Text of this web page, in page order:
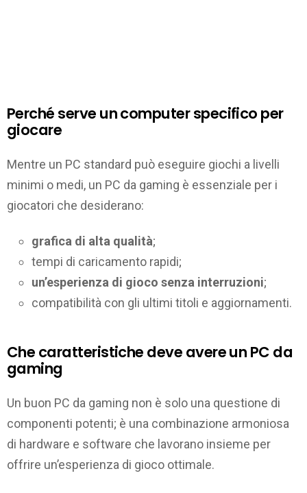
Perché serve un computer specifico per
giocare
Mentre un PC standard può eseguire giochi a livelli
minimi o medi, un PC da gaming è essenziale per i
giocatori che desiderano:
grafica di alta qualità;
tempi di caricamento rapidi;
un’esperienza di gioco senza interruzioni;
compatibilità con gli ultimi titoli e aggiornamenti.
Che caratteristiche deve avere un PC da
gaming
Un buon PC da gaming non è solo una questione di
componenti potenti; è una combinazione armoniosa
di hardware e software che lavorano insieme per
offrire un’esperienza di gioco ottimale.